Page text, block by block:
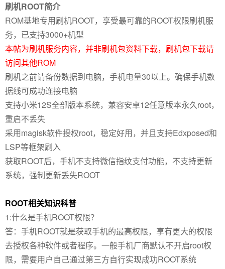
刷机ROOT简介
ROM基地专用刷机ROOT，享受最可靠的ROOT权限刷机服
务，已支持3000+机型
本帖为刷机服务内容，并非刷机包资料下载，刷机包下载请
访问其他ROM
刷机之前请备份数据到电脑，手机电量30以上。确保手机数
据线可成功连接电脑
支持小米12S全部版本系统，兼容安卓12任意版本永久root，
重启不丢失
采用magisk软件授权root，稳定好用，并且支持Edxposed和
LSP等框架刷入
获取ROOT后，手机不支持微信指纹支付功能，不支持更新
系统，强制更新丢失ROOT
ROOT相关知识科普
1:什么是手机ROOT权限？
答：手机ROOT就是获取手机的最高权限，享有更大的权限
去授权各种软件或者程序。一般手机厂商默认不开启root权
限，需要用户自己通过第三方自行实现成功ROOT系统